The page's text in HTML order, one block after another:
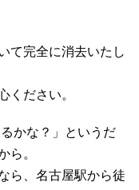
て完全に消去いたし
ください。
かな？」というだ
ら。
ら、名古屋駅から徒